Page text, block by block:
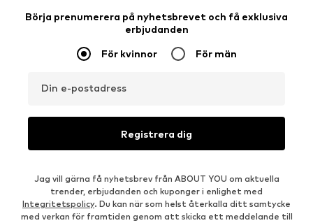
Börja prenumerera på nyhetsbrevet och få exklusiva
erbjudanden
För kvinnor För män
Din e-postadress
Registrera dig
Jag vill gärna få nyhetsbrev från ABOUT YOU om aktuella
trender, erbjudanden och kuponger i enlighet med
Integritetspolicy. Du kan när som helst återkalla ditt samtycke
med verkan för framtiden genom att skicka ett meddelande till